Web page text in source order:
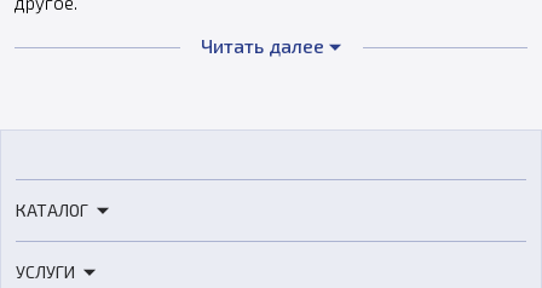
Виды расходных материалов
принтером, эксплуатационные характеристики, которыми
должны обладать готовые изделия, палитра цветов.
Технологии 3Д-печати:
Читать далее
КАТАЛОГ
УСЛУГИ